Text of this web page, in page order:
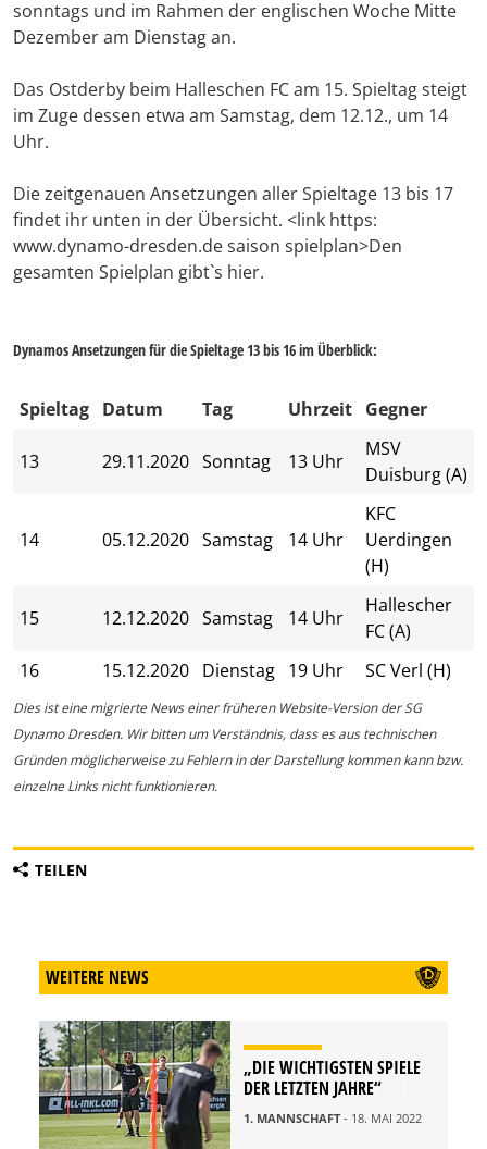
sonntags und im Rahmen der englischen Woche Mitte
Dezember am Dienstag an.
Das Ostderby beim Halleschen FC am 15. Spieltag steigt
im Zuge dessen etwa am Samstag, dem 12.12., um 14
Uhr.
Die zeitgenauen Ansetzungen aller Spieltage 13 bis 17
findet ihr unten in der Übersicht. <link https:
www.dynamo-dresden.de saison spielplan>Den
gesamten Spielplan gibt`s hier.
Dynamos Ansetzungen für die Spieltage 13 bis 16 im Überblick:
Spieltag Datum Tag Uhrzeit Gegner
13 29.11.2020 Sonntag 13 Uhr
MSV
Duisburg (A)
14 05.12.2020 Samstag 14 Uhr
KFC
Uerdingen
(H)
15 12.12.2020 Samstag 14 Uhr
Hallescher
FC (A)
16
15.12.2020 Dienstag 19 Uhr SC Verl (H)
Dies ist eine migrierte News einer früheren Website-Version der SG
Dynamo Dresden. Wir bitten um Verständnis, dass es aus technischen
Gründen möglicherweise zu Fehlern in der Darstellung kommen kann bzw.
einzelne Links nicht funktionieren.
TEILEN
WEITERE NEWS
„DIE WICHTIGSTEN SPIELE
DER LETZTEN JAHRE“
1. MANNSCHAFT- 18. MAI 2022